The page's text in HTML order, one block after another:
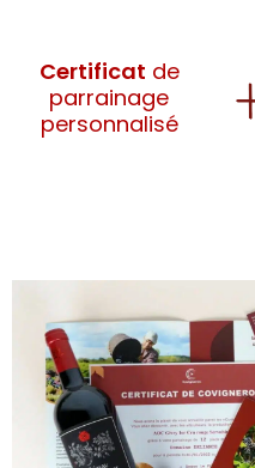
Certificat de
parrainage
personnalisé